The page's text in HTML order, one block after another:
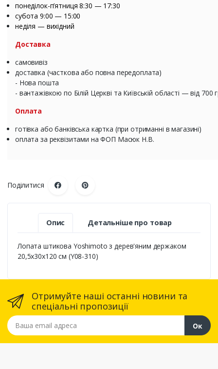
понеділок-п’ятниця 8:30 — 17:30
субота 9:00 — 15:00
неділя — вихідний
Доставка
самовивіз
доставка (часткова або повна передоплата)
- Нова пошта
- вантажівкою по Білій Церкві та Київській області — від 700
Оплата
готівка або банківська картка (при отриманні в магазині)
оплата за реквізитами на ФОП Масюк Н.В.
Поділитися
Опис Детальніше про товар
Лопата штикова Yoshimoto з дерев'яним держаком
20,5х30х120 см (Y08-310)
Отримуйте наші останні новини та
спеціальні пропозиції
Ваша email адреса
Ок